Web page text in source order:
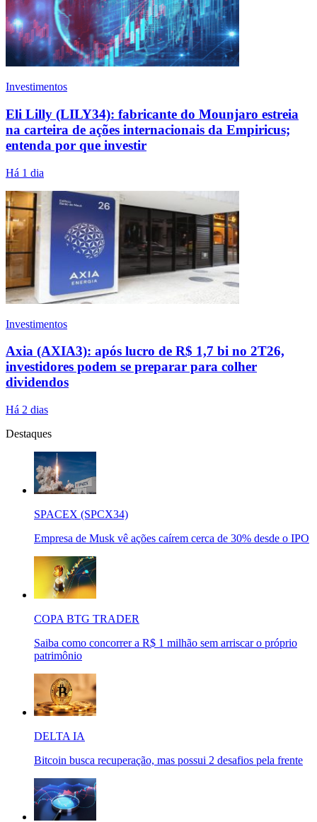
Investimentos
Eli Lilly (LILY34): fabricante do Mounjaro estreia
na carteira de ações internacionais da Empiricus;
entenda por que investir
Há 1 dia
Investimentos
Axia (AXIA3): após lucro de R$ 1,7 bi no 2T26,
investidores podem se preparar para colher
dividendos
Há 2 dias
Destaques
SPACEX (SPCX34)
Empresa de Musk vê ações caírem cerca de 30% desde o IPO
COPA BTG TRADER
Saiba como concorrer a R$ 1 milhão sem arriscar o próprio
patrimônio
DELTA IA
Bitcoin busca recuperação, mas possui 2 desafios pela frente